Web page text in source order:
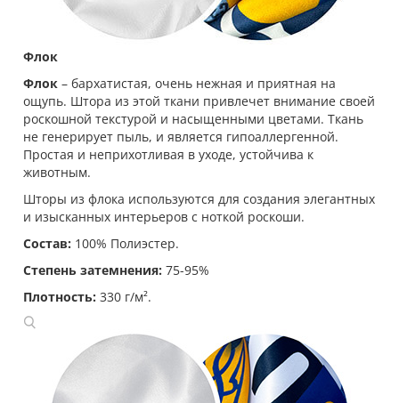
Флок
Флок – бархатистая, очень нежная и приятная на
ощупь. Штора из этой ткани привлечет внимание своей
роскошной текстурой и насыщенными цветами. Ткань
не генерирует пыль, и является гипоаллергенной.
Простая и неприхотливая в уходе, устойчива к
животным.
Шторы из флока используются для создания элегантных
и изысканных интерьеров с ноткой роскоши.
Состав: 100% Полиэстер.
Степень затемнения: 75-95%
Плотность: 330 г/м².